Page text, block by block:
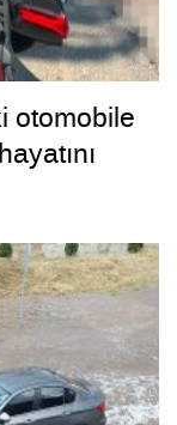
otomobile